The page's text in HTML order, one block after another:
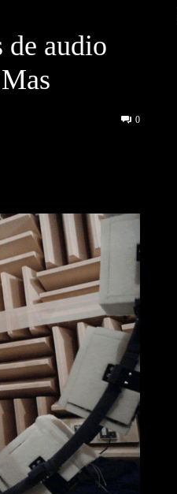
de audio
0